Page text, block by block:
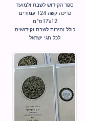
ספר הקידוש לשבת ולמועד
כריכה קשה 124 עמודים
17x12ס"מ
כולל זמירות לשבת וקידושים
לכל חגי ישראל